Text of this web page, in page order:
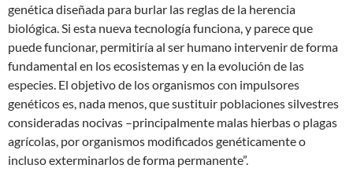
genética diseñada para burlar las reglas de la herencia
biológica. Si esta nueva tecnología funciona, y parece que
puede funcionar, permitiría al ser humano intervenir de forma
fundamental en los ecosistemas y en la evolución de las
especies. El objetivo de los organismos con impulsores
genéticos es, nada menos, que sustituir poblaciones silvestres
consideradas nocivas –principalmente malas hierbas o plagas
agrícolas, por organismos modificados genéticamente o
incluso exterminarlos de forma permanente”.